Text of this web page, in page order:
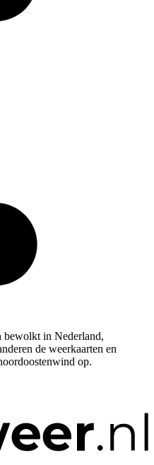
bewolkt in Nederland,
de weerkaarten en
op.